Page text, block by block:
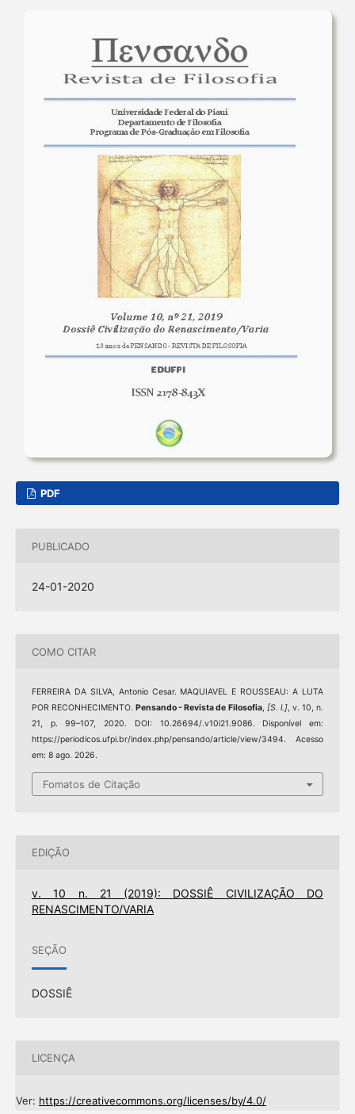
PDF
PUBLICADO
24-01-2020
COMO CITAR
FERREIRA DA SILVA, Antonio Cesar. MAQUIAVEL E ROUSSEAU: A LUTA
POR RECONHECIMENTO.Pensando - Revista de Filosofia, [S. l.], v. 10, n.
21, p. 99–107, 2020. DOI: 10.26694/.v10i21.9086. Disponível em:
https://periodicos.ufpi.br/index.php/pensando/article/view/3494. Acesso
em: 8 ago. 2026.
Fomatos de Citação
EDIÇÃO
v. 10 n. 21 (2019): DOSSIÊ CIVILIZAÇÃO DO
RENASCIMENTO/VARIA
SEÇÃO
DOSSIÊ
LICENÇA
Ver: https://creativecommons.org/licenses/by/4.0/